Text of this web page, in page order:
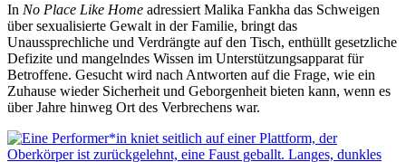
In No Place Like Home adressiert Malika Fankha das Schweigen
über sexualisierte Gewalt in der Familie, bringt das
Unaussprechliche und Verdrängte auf den Tisch, enthüllt gesetzliche
Defizite und mangelndes Wissen im Unterstützungsapparat für
Betroffene. Gesucht wird nach Antworten auf die Frage, wie ein
Zuhause wieder Sicherheit und Geborgenheit bieten kann, wenn es
über Jahre hinweg Ort des Verbrechens war.